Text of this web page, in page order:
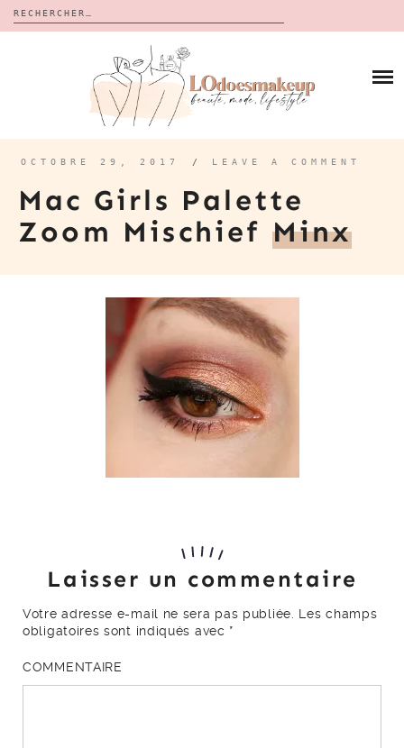
Rechercher :
CALENDRIERS DE L’AVENT
BON PLAN
À PROPOS
CONTACT
OCTOBRE 29, 2017 / LEAVE A COMMENT
Mac Girls Palette
Zoom Mischief Minx
Laisser un commentaire
Votre adresse e-mail ne sera pas publiée.
Les champs
obligatoires sont indiqués avec *
COMMENTAIRE